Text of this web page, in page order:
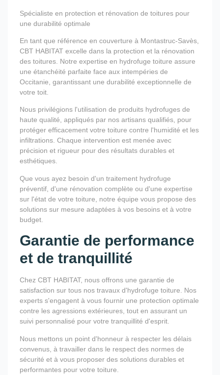
Spécialiste en protection et rénovation de toitures pour
une durabilité optimale
En tant que référence en couverture à Montastruc-Savès,
CBT HABITAT excelle dans la protection et la rénovation
des toitures. Notre expertise en hydrofuge toiture assure
une étanchéité parfaite face aux intempéries de
Occitanie, garantissant une durabilité exceptionnelle de
votre toit.
Nous privilégions l'utilisation de produits hydrofuges de
haute qualité, appliqués par nos artisans qualifiés, pour
protéger efficacement votre toiture contre l'humidité et les
infiltrations. Chaque intervention est menée avec
précision et rigueur pour des résultats durables et
esthétiques.
Que vous ayez besoin d'un traitement hydrofuge
préventif, d'une rénovation complète ou d'une expertise
sur l'état de votre toiture, notre équipe vous propose des
solutions sur mesure adaptées à vos besoins et à votre
budget.
Garantie de performance
et de tranquillité
Chez CBT HABITAT, nous offrons une garantie de
satisfaction sur tous nos travaux d'hydrofuge toiture. Nos
experts s'engagent à vous fournir une protection optimale
contre les agressions extérieures, tout en assurant un
suivi personnalisé pour votre tranquillité d'esprit.
Nous mettons un point d'honneur à respecter les délais
convenus, à travailler dans le respect des normes de
sécurité et à vous proposer des solutions durables et
performantes pour votre toiture.